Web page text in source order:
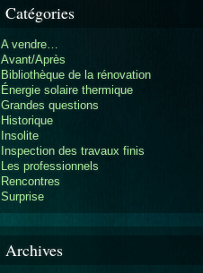
Catégories
A vendre…
Avant/Après
Bibliothèque de la rénovation
Énergie solaire thermique
Grandes questions
Historique
Insolite
Inspection des travaux finis
Les professionnels
Rencontres
Surprise
Archives